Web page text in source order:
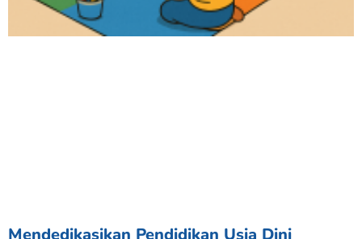
Mendedikasikan Pendidikan Usia Dini